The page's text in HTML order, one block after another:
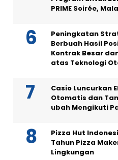
PRIME Soirée,
Peningkatan
Berbuah Hasil
Kontrak Besar
atas Teknologi
Casio Luncurkan
Otomatis dan
ubah Mengikuti
Pizza Hut
Tahun Pizza
Lingkungan